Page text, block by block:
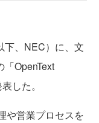
、NEC）に、文
OpenText
した。
や営業プロセスを